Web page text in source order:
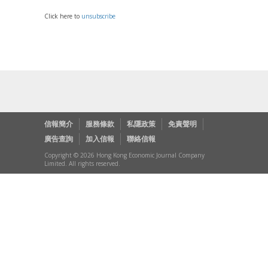
Click here to unsubscribe
信報簡介 服務條款 私隱政策
免責聲明
廣告查詢
加入信報 聯絡信報
Copyright © 2026 Hong Kong Economic Journal Company
Limited. All rights reserved.